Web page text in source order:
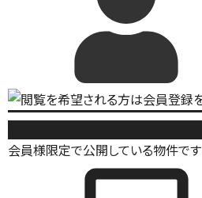
会員様限定で公開している物件です